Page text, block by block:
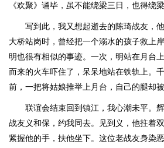
《欢聚》诵毕，虽不能绕梁三日，也得绕
写到此，我又想起逝去的陈琦战友，
大桥站岗时，曾经把一个溺水的孩子救上
明也很有相似的事迹。一次，明站在月台
而来的火车吓住了，呆呆地站在铁轨上。
前，一把将姑娘推举上月台，自己的腿却被
联谊会结束回到镇江，我心潮未平。
战友义和保，约我同去。见到义，他拄着
紧握他的手，扶他坐下。这位老战友身染